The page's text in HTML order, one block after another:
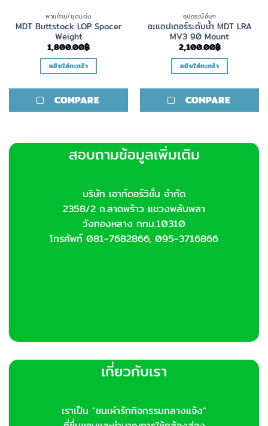
พานท้าย/ชุดแต่ง
MDT Buttstock LOP Spacer
Weight
1,800.00฿
หยิบใส่ตะกร้า
COMPARE
อุปกรณ์อื่นๆ
อะแดปเตอร์ระดับน้ำ MDT LRA
MV3 90 Mount
2,100.00฿
หยิบใส่ตะกร้า
COMPARE
สอบถามข้อมูลเพิ่มเติม
บริษัท เอาท์ดอร์วิชั่น จำกัด
2358/2 ถ.ลาดพร้าว แขวงพลับพลา
วังทองหลาง กทม.10310
โทรศัพท์ 081-7682866, 095-3716866
เกี่ยวกับเรา
เราเป็น "ชนเผ่ารักกิจกรรมกลางแจ้ง"